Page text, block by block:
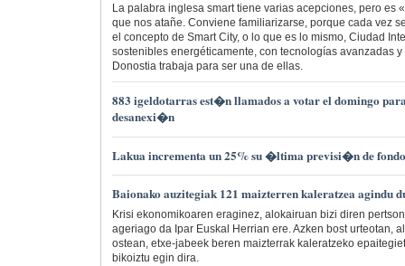
La palabra inglesa smart tiene varias acepciones, pero es
que nos atañe. Conviene familiarizarse, porque cada vez
el concepto de Smart City, o lo que es lo mismo, Ciudad
sostenibles energéticamente, con tecnologías avanzadas
Donostia trabaja para ser una de ellas.
883 igeldotarras est�n llamados a votar el domingo
desanexi�n
Lakua incrementa un 25% su �ltima previsi�n de
Baionako auzitegiak 121 maizterren kaleratzea agindu
Krisi ekonomikoaren eraginez, alokairuan bizi diren
ageriago da Ipar Euskal Herrian ere. Azken bost urteotan,
ostean, etxe-jabeek beren maizterrak kaleratzeko
bikoiztu egin dira.